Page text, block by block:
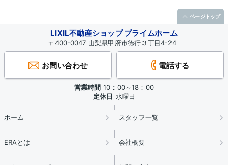
LIXIL不動産ショップ プライムホーム
〒400-0047 山梨県甲府市徳行３丁目4-24
お問い合わせ 電話する
営業時間 10：00～18：00
定休日 水曜日
ホーム スタッフ一覧
ERAとは 会社概要
ページトップ